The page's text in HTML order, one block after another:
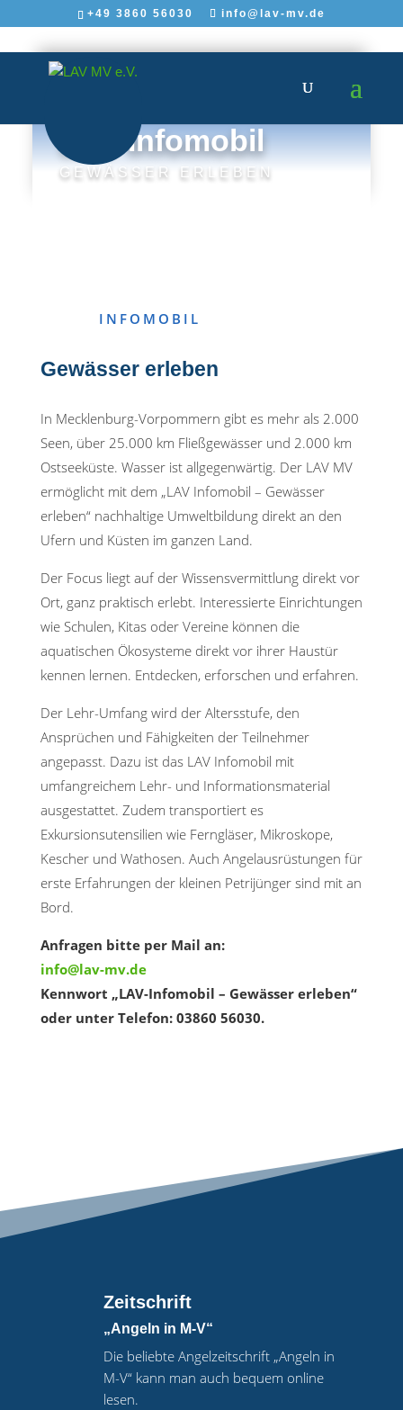
+49 3860 56030 info@lav-mv.de
LAV Infomobil
GEWÄSSER ERLEBEN
INFOMOBIL
Gewässer erleben
In Mecklenburg-Vorpommern gibt es mehr als 2.000
Seen, über 25.000 km Fließgewässer und 2.000 km
Ostseeküste. Wasser ist allgegenwärtig. Der LAV MV
ermöglicht mit dem „LAV Infomobil – Gewässer
erleben“ nachhaltige Umweltbildung direkt an den
Ufern und Küsten im ganzen Land.
Der Focus liegt auf der Wissensvermittlung direkt vor
Ort, ganz praktisch erlebt. Interessierte Einrichtungen
wie Schulen, Kitas oder Vereine können die
aquatischen Ökosysteme direkt vor ihrer Haustür
kennen lernen. Entdecken, erforschen und erfahren.
Der Lehr-Umfang wird der Altersstufe, den
Ansprüchen und Fähigkeiten der Teilnehmer
angepasst. Dazu ist das LAV Infomobil mit
umfangreichem Lehr- und Informationsmaterial
ausgestattet. Zudem transportiert es
Exkursionsutensilien wie Ferngläser, Mikroskope,
Kescher und Wathosen. Auch Angelausrüstungen für
erste Erfahrungen der kleinen Petrijünger sind mit an
Bord.
Anfragen bitte per Mail an:
info@lav-mv.de
Kennwort „LAV-Infomobil – Gewässer erleben“
oder unter Telefon: 03860 56030.
Zeitschrift
„Angeln in M-V“
Die beliebte Angelzeitschrift „Angeln in
M-V“ kann man auch bequem online
lesen.